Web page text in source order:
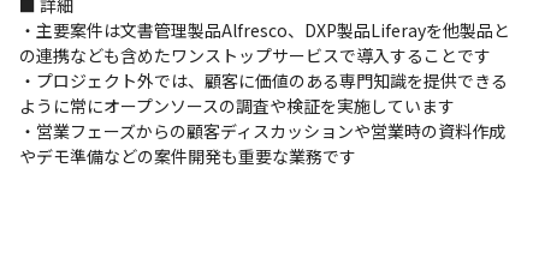
■ 詳細
・主要案件は文書管理製品Alfresco、DXP製品Liferayを他製品と
の連携なども含めたワンストップサービスで導入することです
・プロジェクト外では、顧客に価値のある専門知識を提供できる
ように常にオープンソースの調査や検証を実施しています
・営業フェーズからの顧客ディスカッションや営業時の資料作成
やデモ準備などの案件開発も重要な業務です